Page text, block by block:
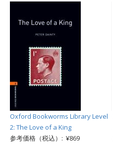
Oxford Bookworms Library Level
2: The Love of a King
参考価格（税込）: ¥869